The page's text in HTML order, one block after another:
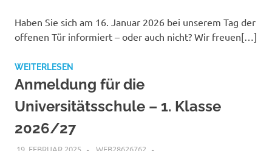
Haben Sie sich am 16. Januar 2026 bei unserem Tag der
offenen Tür informiert – oder auch nicht? Wir freuen[…]
WEITERLESEN
Anmeldung für die
Universitätsschule – 1. Klasse
2026/27